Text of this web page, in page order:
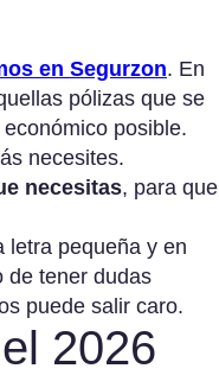
en Segurzon. En
pólizas que se
posible.
necesites.
necesitas, para que
letra pequeña y en
de tener dudas
puede salir caro.
2026